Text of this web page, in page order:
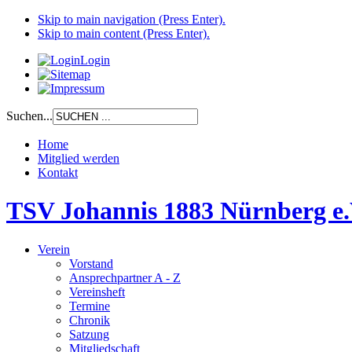
Skip to main navigation (Press Enter).
Skip to main content (Press Enter).
Login
Suchen...
Home
Mitglied werden
Kontakt
TSV Johannis 1883 Nürnberg
Verein
Vorstand
Ansprechpartner A - Z
Vereinsheft
Termine
Chronik
Satzung
Mitgliedschaft